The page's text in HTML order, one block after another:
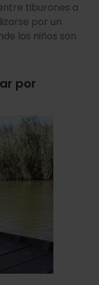
tiburones a
por un
los niños son
por